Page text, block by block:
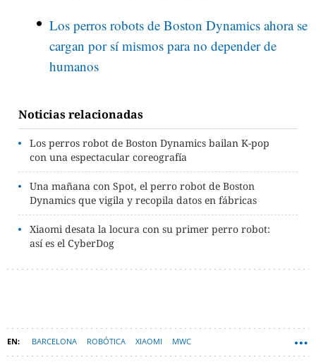
Los perros robots de Boston Dynamics ahora se
cargan por sí mismos para no depender de
humanos
Noticias relacionadas
Los perros robot de Boston Dynamics bailan K-pop
con una espectacular coreografía
Una mañana con Spot, el perro robot de Boston
Dynamics que vigila y recopila datos en fábricas
Xiaomi desata la locura con su primer perro robot:
así es el CyberDog
BARCELONA ROBÓTICA XIAOMI MWC